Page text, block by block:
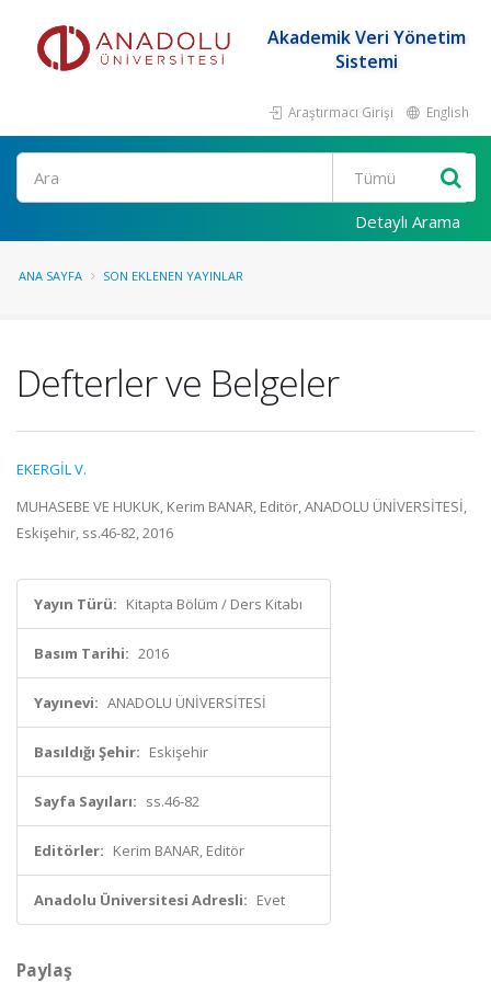
Akademik Veri Yönetim
Sistemi
Araştırmacı Girişi English
Ara
Detaylı Arama
ANA SAYFA SON EKLENEN YAYINLAR
Defterler ve Belgeler
EKERGİL V.
MUHASEBE VE HUKUK, Kerim BANAR, Editör, ANADOLU ÜNİVERSİTESİ,
Eskişehir, ss.46-82, 2016
Yayın Türü: Kitapta Bölüm / Ders Kitabı
Basım Tarihi: 2016
Yayınevi: ANADOLU ÜNİVERSİTESİ
Basıldığı Şehir: Eskişehir
Sayfa Sayıları: ss.46-82
Editörler: Kerim BANAR, Editör
Anadolu Üniversitesi Adresli: Evet
Paylaş